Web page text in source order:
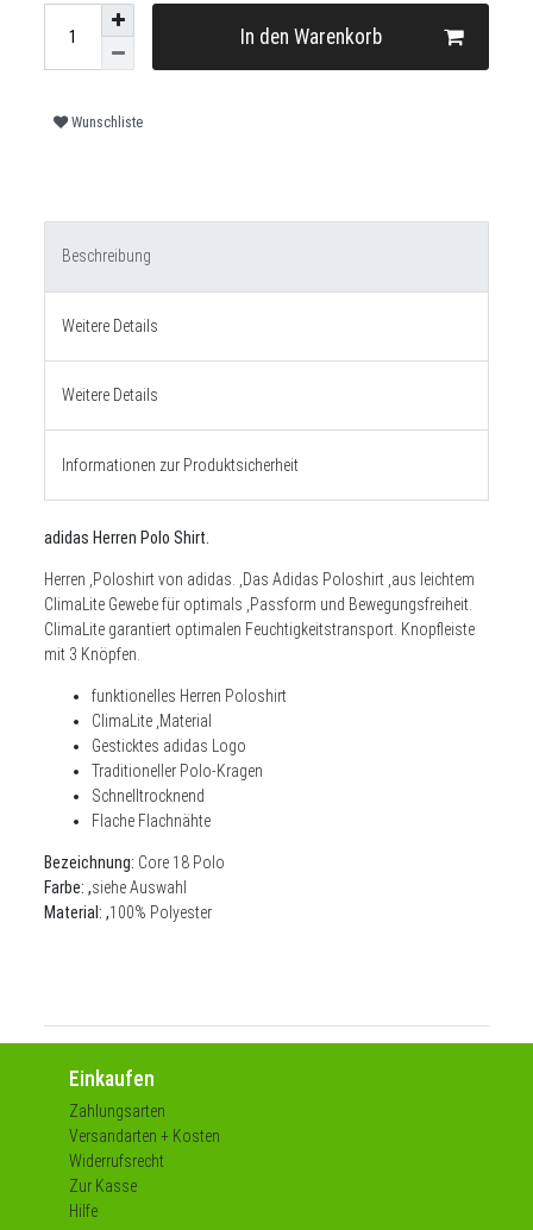
In den Warenkorb
Wunschliste
Beschreibung
Weitere Details
Weitere Details
Informationen zur Produktsicherheit
adidas Herren Polo Shirt.
Herren ,Poloshirt von adidas. ,Das Adidas Poloshirt ,aus leichtem
ClimaLite Gewebe für optimals ,Passform und Bewegungsfreiheit.
ClimaLite garantiert optimalen Feuchtigkeitstransport. Knopfleiste
mit 3 Knöpfen.
funktionelles Herren Poloshirt
ClimaLite ,Material
Gesticktes adidas Logo
Traditioneller Polo-Kragen
Schnelltrocknend
Flache Flachnähte
Bezeichnung: Core 18 Polo
Farbe: ,siehe Auswahl
Material: ,100% Polyester
Einkaufen
Zahlungsarten
Versandarten + Kosten
Widerrufsrecht
Zur Kasse
Hilfe